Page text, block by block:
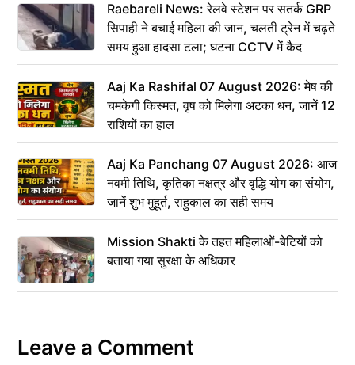
Raebareli News: रेलवे स्टेशन पर सतर्क GRP
सिपाही ने बचाई महिला की जान, चलती ट्रेन में चढ़ते
समय हुआ हादसा टला; घटना CCTV में कैद
Aaj Ka Rashifal 07 August 2026: मेष की
चमकेगी किस्मत, वृष को मिलेगा अटका धन, जानें 12
राशियों का हाल
Aaj Ka Panchang 07 August 2026: आज
नवमी तिथि, कृतिका नक्षत्र और वृद्धि योग का संयोग,
जानें शुभ मुहूर्त, राहुकाल का सही समय
Mission Shakti के तहत महिलाओं-बेटियों को
बताया गया सुरक्षा के अधिकार
Leave a Comment